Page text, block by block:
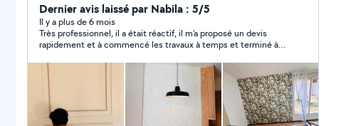
experience rest a votre disposition merci
Dernier avis laissé par Nabila : 5/5
Il y a plus de 6 mois
Très professionnel, il a était réactif, il m'a proposé un devis
rapidement et à commencé les travaux à temps et terminé à